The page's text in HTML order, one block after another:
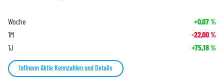
Woche +0,07%
1M -22,00%
1J +75,18%
Infineon Aktie Kennzahlen und Details